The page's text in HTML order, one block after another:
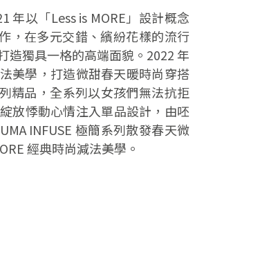
年以「Less is MORE」設計概念
，在多元交錯、繽紛花樣的流行
造獨具一格的高端面貌。2022 年
美學，打造微甜春天暖時尚穿搭
精品，全系列以女孩們無法抗拒
放悸動心情注入單品設計，由呸
INFUSE 極簡系列散發春天微
經典時尚減法美學。